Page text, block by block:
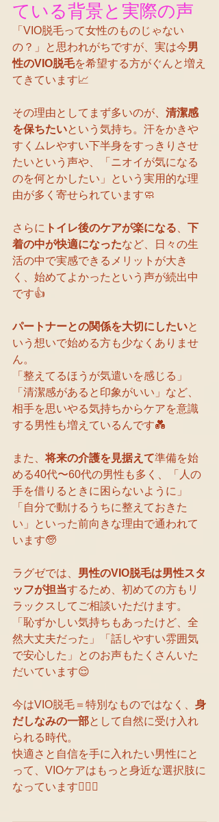
ている背景と実際の声
「VIO脱毛って女性のものじゃない
の？」と思われがちですが、実は今男
性のVIO脱毛を希望する方がぐんと増え
てきています📈
その理由としてまず多いのが、 清潔感
を保ちたいという気持ち。汗をかきや
すくムレやすい下半身をすっきりさせ
たいという声や、「ニオイが気になる
のを何とかしたい」という実用的な理
由が多く寄せられています🧼
さらに トイレ後のケアが楽になる
下
着の中が快適になったなど、日々の生
活の中で実感できるメリットが大き
く、始めてよかったという声が続出中
です👍
パートナーとの関係を大切にしたいと
いう想いで始める方も少なくありませ
ん。
「整えてるほうが気遣いを感じる」
「清潔感があると印象がいい」など、
相手を思いやる気持ちからケアを意識
する男性も増えているんです💑
また、将来の介護を見据えて準備を始
める40代〜60代の男性も多く、「人の
手を借りるときに困らないように」
「自分で動けるうちに整えておきた
い」といった前向きな理由で通われて
います🧓
ラグゼでは、 男性のVIO脱毛は男性スタ
ッフが担当するため、初めての方もリ
ラックスしてご相談いただけます。
「恥ずかしい気持ちもあったけど、全
然大丈夫だった」「話しやすい雰囲気
で安心した」とのお声もたくさんいた
だいています😌
今はVIO脱毛＝特別なものではなく、 身
だしなみの一部として自然に受け入れ
られる時代。
快適さと自信を手に入れたい男性にと
って、VIOケアはもっと身近な選択肢に
なっています🧍‍♂️✨